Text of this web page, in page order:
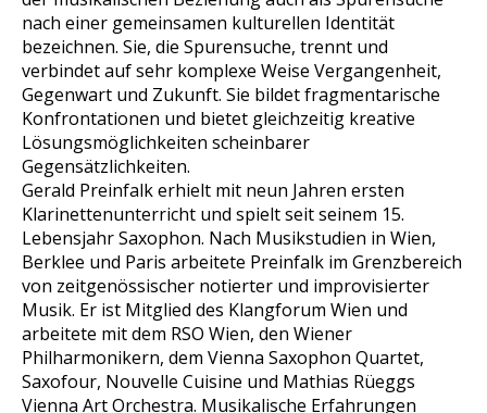
nach einer gemeinsamen kulturellen Identität
bezeichnen. Sie, die Spurensuche, trennt und
verbindet auf sehr komplexe Weise Vergangenheit,
Gegenwart und Zukunft. Sie bildet fragmentarische
Konfrontationen und bietet gleichzeitig kreative
Lösungsmöglichkeiten scheinbarer
Gegensätzlichkeiten.
Gerald Preinfalk erhielt mit neun Jahren ersten
Klarinettenunterricht und spielt seit seinem 15.
Lebensjahr Saxophon. Nach Musikstudien in Wien,
Berklee und Paris arbeitete Preinfalk im Grenzbereich
von zeitgenössischer notierter und improvisierter
Musik. Er ist Mitglied des Klangforum Wien und
arbeitete mit dem RSO Wien, den Wiener
Philharmonikern, dem Vienna Saxophon Quartet,
Saxofour, Nouvelle Cuisine und Mathias Rüeggs
Vienna Art Orchestra. Musikalische Erfahrungen